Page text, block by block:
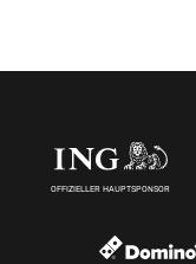
OFFIZIELLER HAUPTSPONSOR